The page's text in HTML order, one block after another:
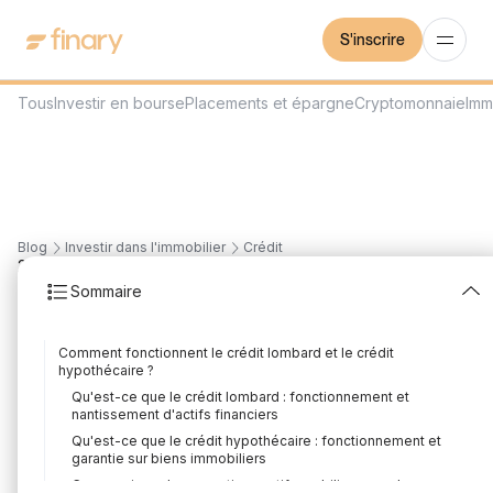
S'inscrire
TousInvestir en boursePlacements et épargneCryptomonnaie
Blog Investir dans l'immobilier Crédit
Sommaire
Comment fonctionnent le crédit lombard et le crédit
hypothécaire ?
Qu'est-ce que le crédit lombard : fonctionnement et
nantissement d'actifs financiers
Qu'est-ce que le crédit hypothécaire : fonctionnement et
garantie sur biens immobiliers
Comparaison des garanties : actifs mobiliers pour le
20
crédit hypothécaire :
Lequel choisir?
Rédigé par Florian Corteel Édité parFlorian Corteel